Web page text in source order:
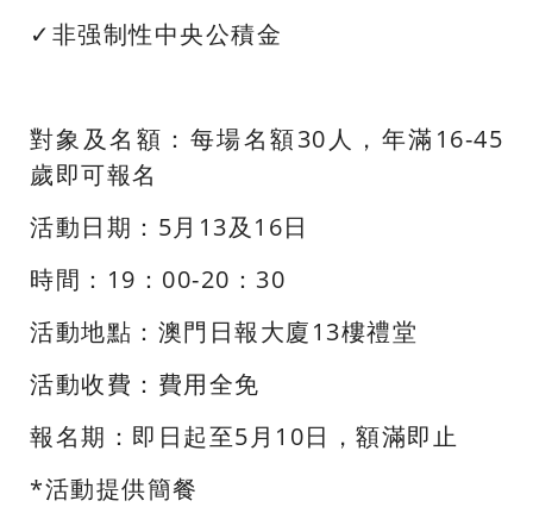
✓非强制性中央公積金
對象及名額：每場名額30人，年滿16-45
歲即可報名
活動日期：5月13及16日
時間：19：00-20：30
活動地點：澳門日報大廈13樓禮堂
活動收費：費用全免
報名期：即日起至5月10日，額滿即止
*活動提供簡餐